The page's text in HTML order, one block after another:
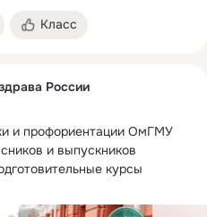
Класс
России
и профориентации ОмГМУ
и выпускников
курсы